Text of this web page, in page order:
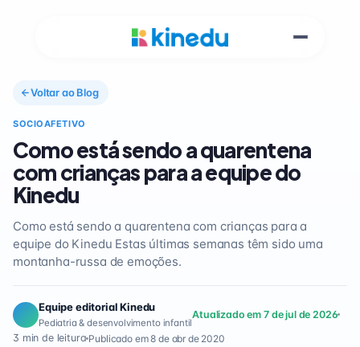
Voltar ao Blog
SOCIOAFETIVO
Como está sendo a quarentena
com crianças para a equipe do
Kinedu
Como está sendo a quarentena com crianças para a
equipe do Kinedu Estas últimas semanas têm sido uma
montanha-russa de emoções.
Equipe editorial Kinedu
Pediatria & desenvolvimento infantil
Atualizado em 7 de jul de 2026
3 min de leitura Publicado em 8 de abr de 2020